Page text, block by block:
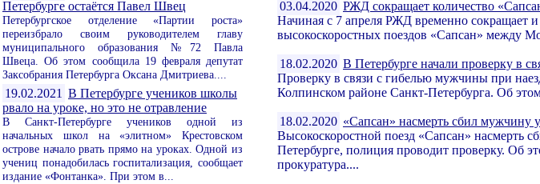
Петербурге остаётся Павел Швец
Петербургское отделение «Партии роста»
переизбрало своим руководителем главу
муниципального образования №72 Павла
Швеца. Об этом сообщила 19 февраля депутат
Заксобрания Петербурга Оксана Дмитриева....
19.02.2021 В Петербурге учеников школы
рвало на уроке, но это не отравление
В Санкт-Петербурге учеников одной из
начальных школ на «элитном» Крестовском
острове начало рвать прямо на уроках. Одной из
учениц понадобилась госпитализация, сообщает
издание «Фонтанка». При этом в...
03.04.2020 РЖД сокращает количество
Начиная с 7 апреля РЖД временно сокращает
высокоскоростных поездов «Сапсан» между
18.02.2020 В Петербурге начали проверку в
Проверку в связи с гибелью мужчины при
Колпинском районе Санкт-Петербурга. Об
18.02.2020 «Сапсан» насмерть сбил мужчину
Высокоскоростной поезд «Сапсан» насмерть
Петербурге, полиция проводит проверку. Об
прокуратура....